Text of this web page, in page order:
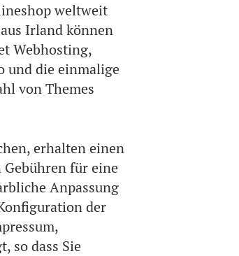
weltweit
Irland können
Webhosting,
und die einmalige
von Themes
erhalten einen
für eine
Anpassung
der
so dass Sie